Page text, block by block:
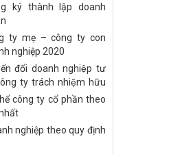
ký thành lập doanh
ty mẹ – công ty con
nghiệp 2020
đổi doanh nghiệp tư
ty trách nhiệm hữu
công ty cổ phần theo
nghiệp theo quy định